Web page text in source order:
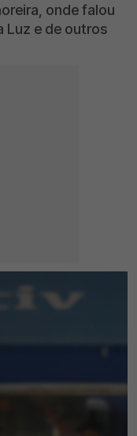
onde falou
Luz e de outros